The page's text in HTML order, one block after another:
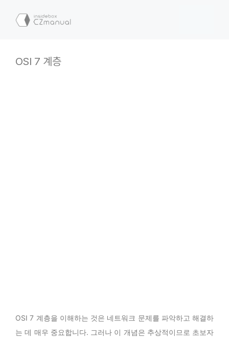
OSI 7 계층
OSI 7 계층을 이해하는 것은 네트워크 문제를 파악하고 해결하
는 데 매우 중요합니다. 그러나 이 개념은 추상적이므로 초보자